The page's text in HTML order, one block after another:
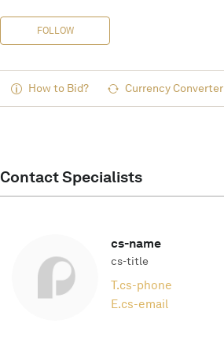
FOLLOW
How to Bid? Currency Converter
Contact Specialists
cs-name
cs-title
T.cs-phone
E.cs-email